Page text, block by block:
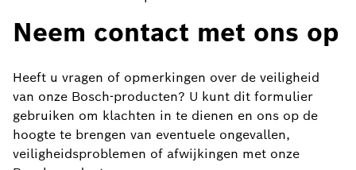
Neem contact met ons op
Heeft u vragen of opmerkingen over de veiligheid
van onze Bosch-producten? U kunt dit formulier
gebruiken om klachten in te dienen en ons op de
hoogte te brengen van eventuele ongevallen,
veiligheidsproblemen of afwijkingen met onze